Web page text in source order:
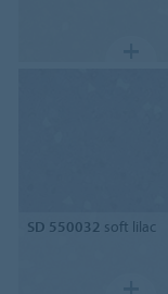
SD 550032 soft lilac